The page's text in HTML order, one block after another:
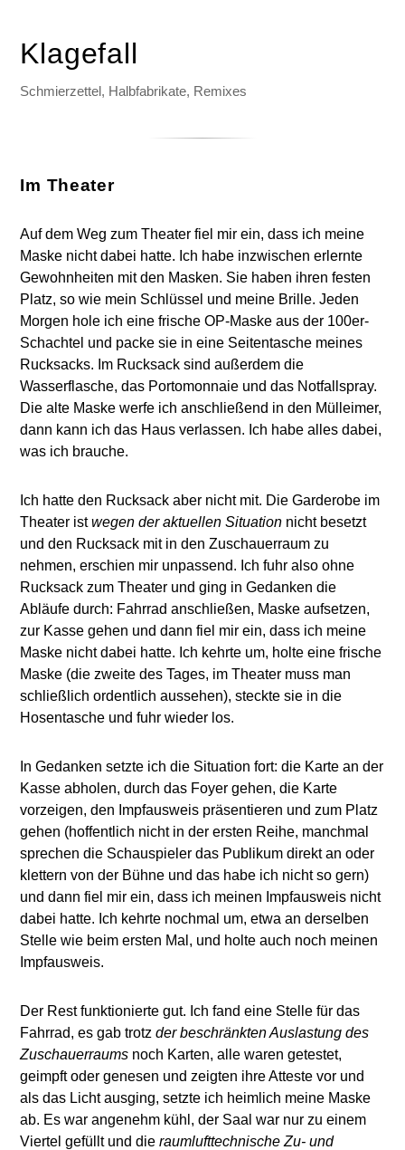
Klagefall
Schmierzettel, Halbfabrikate, Remixes
Im Theater
Auf dem Weg zum Theater fiel mir ein, dass ich meine
Maske nicht dabei hatte. Ich habe inzwischen erlernte
Gewohnheiten mit den Masken. Sie haben ihren festen
Platz, so wie mein Schlüssel und meine Brille. Jeden
Morgen hole ich eine frische OP-Maske aus der 100er-
Schachtel und packe sie in eine Seitentasche meines
Rucksacks. Im Rucksack sind außerdem die
Wasserflasche, das Portomonnaie und das Notfallspray.
Die alte Maske werfe ich anschließend in den Mülleimer,
dann kann ich das Haus verlassen. Ich habe alles dabei,
was ich brauche.
Ich hatte den Rucksack aber nicht mit. Die Garderobe im
Theater istwegen der aktuellen Situation nicht besetzt
und den Rucksack mit in den Zuschauerraum zu
nehmen, erschien mir unpassend. Ich fuhr also ohne
Rucksack zum Theater und ging in Gedanken die
Abläufe durch: Fahrrad anschließen, Maske aufsetzen,
zur Kasse gehen und dann fiel mir ein, dass ich meine
Maske nicht dabei hatte. Ich kehrte um, holte eine frische
Maske (die zweite des Tages, im Theater muss man
schließlich ordentlich aussehen), steckte sie in die
Hosentasche und fuhr wieder los.
In Gedanken setzte ich die Situation fort: die Karte an der
Kasse abholen, durch das Foyer gehen, die Karte
vorzeigen, den Impfausweis präsentieren und zum Platz
gehen (hoffentlich nicht in der ersten Reihe, manchmal
sprechen die Schauspieler das Publikum direkt an oder
klettern von der Bühne und das habe ich nicht so gern)
und dann fiel mir ein, dass ich meinen Impfausweis nicht
dabei hatte. Ich kehrte nochmal um, etwa an derselben
Stelle wie beim ersten Mal, und holte auch noch meinen
Impfausweis.
Der Rest funktionierte gut. Ich fand eine Stelle für das
Fahrrad, es gab trotzder beschränkten Auslastung des
Zuschauerraums noch Karten, alle waren getestet,
geimpft oder genesen und zeigten ihre Atteste vor und
als das Licht ausging, setzte ich heimlich meine Maske
ab. Es war angenehm kühl, der Saal war nur zu einem
Viertel gefüllt und dieraumlufttechnische Zu- und